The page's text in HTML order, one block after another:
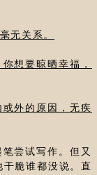
无关系。
想要晾晒幸福，
外的原因，无疾
尝试写作。但又
脆谁都没说。直